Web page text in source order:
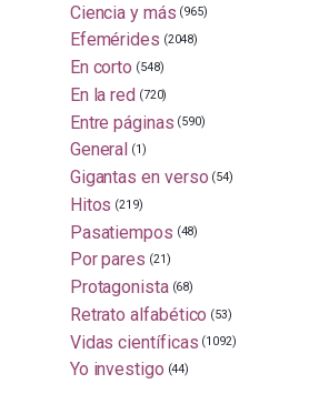
Ciencia y más (965)
Efemérides (2048)
En corto (548)
En la red (720)
Entre páginas (590)
General (1)
Gigantas en verso (54)
Hitos (219)
Pasatiempos (48)
Por pares (21)
Protagonista (68)
Retrato alfabético (53)
Vidas científicas (1092)
Yo investigo (44)